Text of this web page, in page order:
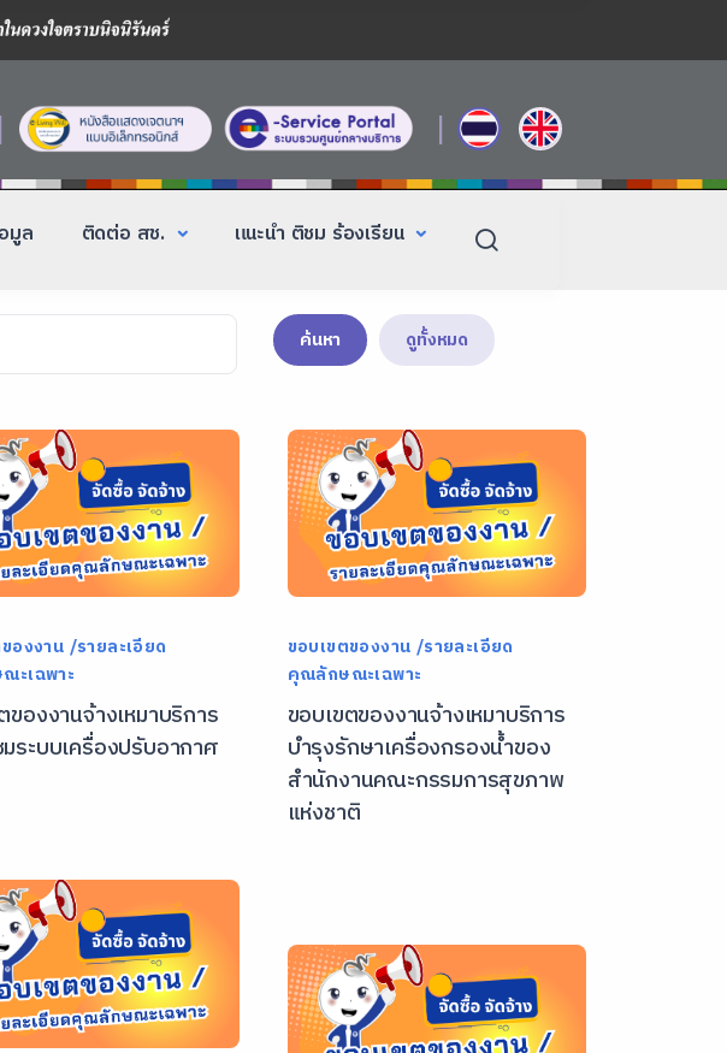
| |
มูล ติดต่อ สช. แนะนำ ติชม ร้องเรียน
ค้นหา ดูทั้งหมด
องงาน /รายละเอียด
ะเฉพาะ
ของงานจ้างเหมาบริการ
ระบบเครื่องปรับอากาศ
ขอบเขตของงาน /รายละเอียด
คุณลักษณะเฉพาะ
ขอบเขตของงานจ้างเหมาบริการ
บำรุงรักษาเครื่องกรองน้ำของ
สำนักงานคณะกรรมการสุขภาพ
แห่งชาติ